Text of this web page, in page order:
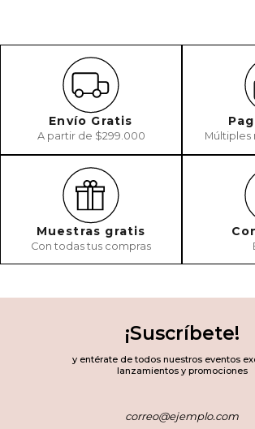
Envío Gratis
A partir de $299.000
Muestras gratis
Con todas tus compras
¡Suscríbete!
y entérate de todos nuestros eventos
lanzamientos y promociones